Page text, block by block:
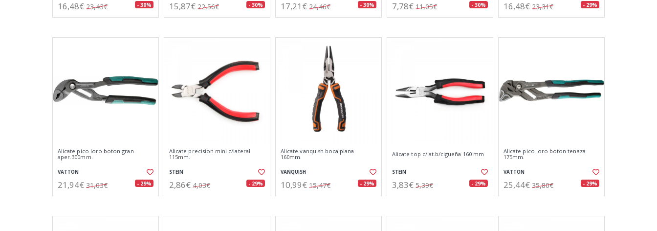
16,48€ 23,43€ - 30% 15,87€ 22,56€ - 30% 17,21€ 24,46€ - 30% 7,78€ 11,05€ - 30% 16,48€ 23,31€ - 29%
Alicate pico loro boton gran
aper.300mm.
VATTON
21,94€ 31,03€ - 29%
Alicate precision mini c/lateral
115mm.
STEIN
2,86€ 4,03€ - 29%
Alicate vanquish boca plana
160mm.
VANQUISH
10,99€ 15,47€ - 29%
Alicate top c/lat.b/cigüeña 160 mm
STEIN
3,83€ 5,39€ - 29%
Alicate pico loro boton tenaza
175mm.
VATTON
25,44€ 35,80€ - 29%